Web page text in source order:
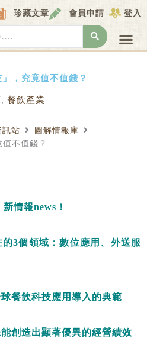
珍藏文章 會員申請 登入
，究竟值不值錢？
, 餐飲產業
訊站
圖解情報庫
不值錢？
新情報news ！
的3個領域：數位應用、外送服
餐飲科技應用導入的典範
創造出顯著優異的經營績效